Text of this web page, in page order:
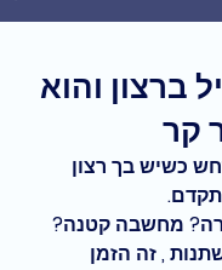
ברצון והוא
קר
כשיש בך רצון
מחשבה קטנה?
, זה הזמן